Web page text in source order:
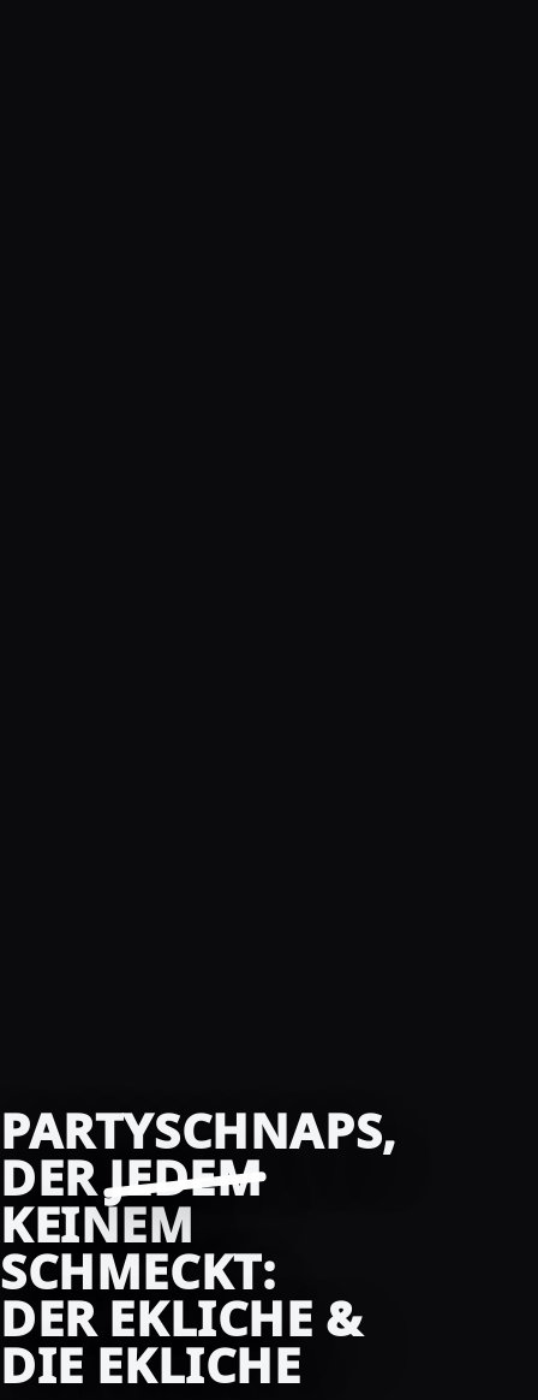
PARTYSCHNAPS,
DERJEDEM
KEINEM
SCHMECKT:
DER EKLICHE &
DIE EKLICHE